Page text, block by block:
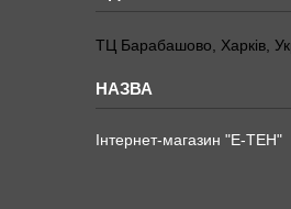
ТЦ Барабашово, Харків,
Інтернет-магазин "Е-ТЕН"